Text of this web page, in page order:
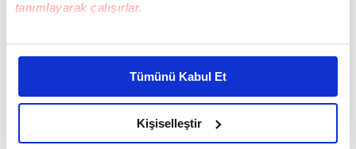
tanımlayarak çalışırlar.
Bu çerezlere izin vermeniz halinde sizlere özel
daha iyi reklam deneyimi yaşatabiliriz. Bunu yaparken
amacımızın size daha iyi bir reklam deneyimi sunmak
olduğunu ve sizlere en iyi içerikleri sunabilmek adına
elimizden gelen çabayı gösterdiğimizi ve bu noktada,
Tümünü Kabul Et
Kişiselleştir